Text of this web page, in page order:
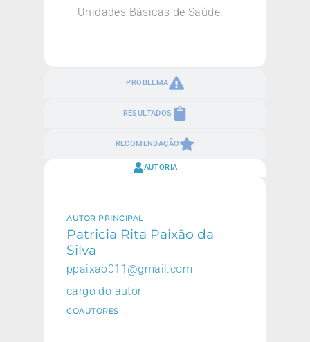
PROBLEMA
RESULTADOS
RECOMENDAÇÃO
Unidades Básicas de Saúde.
AUTORIA
AUTOR PRINCIPAL
Patricia Rita Paixão da
Silva
ppaixao011@gmail.com
cargo do autor
COAUTORES